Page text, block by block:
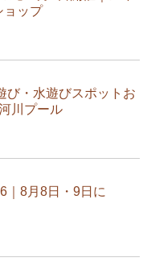
ョップ
び・水遊びスポットお
川プール
｜8月8日・9日に